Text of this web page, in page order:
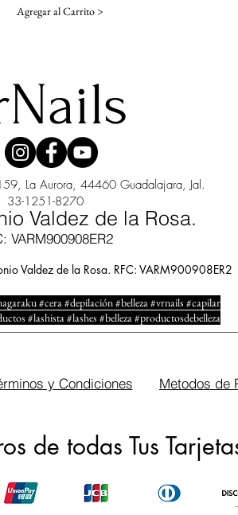
Agregar al Carrito >
La Aurora, 44460 Guadalajara, Jal.
33-1251-8270
Valdez de la Rosa.
VARM900908ER2
Valdez de la Rosa. RFC: VARM900908ER2
#cera #depilación #belleza #vrnails #capilar
#lashista #lashes #belleza #productosdebelleza
y Condiciones Metodos de
de todas Tus